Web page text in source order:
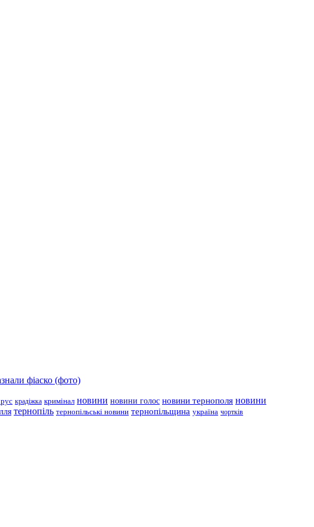
фіаско (фото)
крадіжка кримінал новини новини голос новини тернополя новини
тернопіль тернопільські новини тернопільщина україна чортків